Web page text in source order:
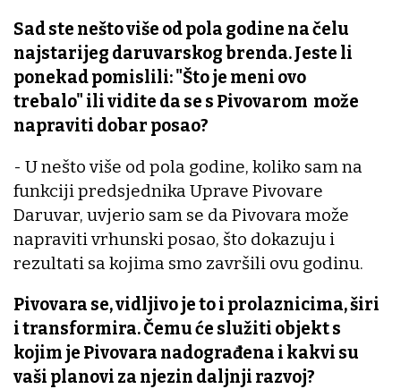
Sad ste nešto više od pola godine na čelu
najstarijeg daruvarskog brenda. Jeste li
ponekad pomislili: "Što je meni ovo
trebalo" ili vidite da se s Pivovarom može
napraviti dobar posao?
- U nešto više od pola godine, koliko sam na
funkciji predsjednika Uprave Pivovare
Daruvar, uvjerio sam se da Pivovara može
napraviti vrhunski posao, što dokazuju i
rezultati sa kojima smo završili ovu godinu.
Pivovara se, vidljivo je to i prolaznicima, širi
i transformira. Čemu će služiti objekt s
kojim je Pivovara nadograđena i kakvi su
vaši planovi za njezin daljnji razvoj?